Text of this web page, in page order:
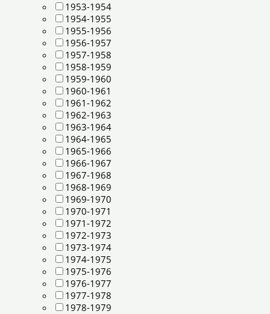
1953-1954
1954-1955
1955-1956
1956-1957
1957-1958
1958-1959
1959-1960
1960-1961
1961-1962
1962-1963
1963-1964
1964-1965
1965-1966
1966-1967
1967-1968
1968-1969
1969-1970
1970-1971
1971-1972
1972-1973
1973-1974
1974-1975
1975-1976
1976-1977
1977-1978
1978-1979